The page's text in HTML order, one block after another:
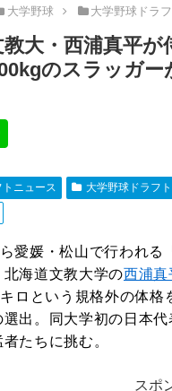
大学野球 大学野球ドラ
大・西浦真平が
のスラッガ
ニュース 大学野球ドラフ
愛媛・松山で行われる
北海道文教大学の西浦真
ロという規格外の体
選出。同大学初の日本
たちに挑む。
スポ